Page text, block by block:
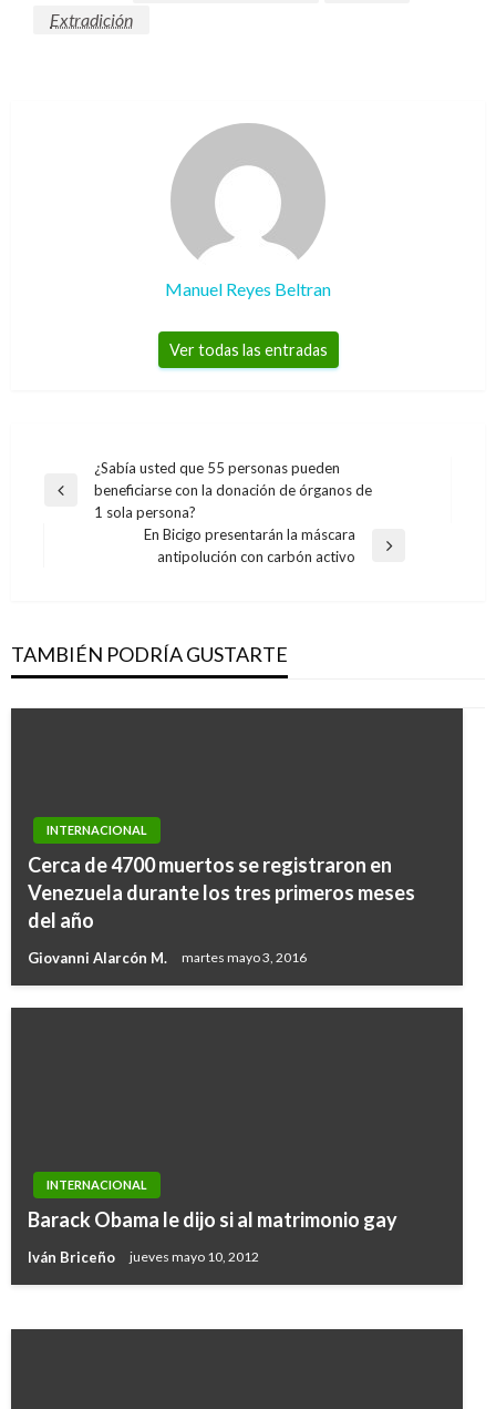
Extradición
Manuel Reyes Beltran
Ver todas las entradas
Navegación
de
Entrada
¿Sabía usted que 55 personas pueden
beneficiarse con la donación de órganos de
1 sola persona?
En Bicigo presentarán la máscara
antipolución con carbón activo
TAMBIÉN PODRÍA GUSTARTE
INTERNACIONAL
Cerca de 4700 muertos se registraron en
Venezuela durante los tres primeros meses
del año
Giovanni Alarcón M. martes mayo 3, 2016
INTERNACIONAL
Barack Obama le dijo si al matrimonio gay
Iván Briceño jueves mayo 10, 2012
INTERNACIONAL
Bolivia: elecciones aplazadas por la Covid-19,